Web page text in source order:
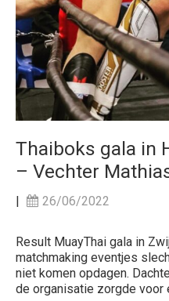
Thaiboks gala in
– Vechter
| 26/06/2022
Result MuayThai gala in
matchmaking eventjes
niet komen opdagen.
de organisatie zorgde voor